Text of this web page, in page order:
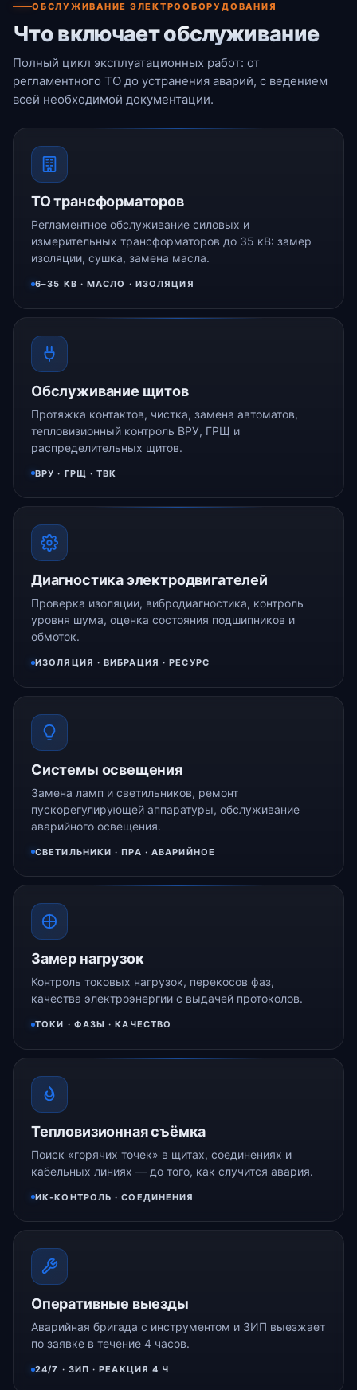
ОБСЛУЖИВАНИЕ ЭЛЕКТРООБОРУДОВАНИЯ
Что включает обслуживание
Полный цикл эксплуатационных работ: от
регламентного ТО до устранения аварий, с ведением
всей необходимой документации.
ТО трансформаторов
Регламентное обслуживание силовых и
измерительных трансформаторов до 35 кВ: замер
изоляции, сушка, замена масла.
6–35 КВ · МАСЛО · ИЗОЛЯЦИЯ
Обслуживание щитов
Протяжка контактов, чистка, замена автоматов,
тепловизионный контроль ВРУ, ГРЩ и
распределительных щитов.
ВРУ · ГРЩ · ТВК
Диагностика электродвигателей
Проверка изоляции, вибродиагностика, контроль
уровня шума, оценка состояния подшипников и
обмоток.
ИЗОЛЯЦИЯ · ВИБРАЦИЯ · РЕСУРС
Системы освещения
Замена ламп и светильников, ремонт
пускорегулирующей аппаратуры, обслуживание
аварийного освещения.
СВЕТИЛЬНИКИ · ПРА · АВАРИЙНОЕ
Замер нагрузок
Контроль токовых нагрузок, перекосов фаз,
качества электроэнергии с выдачей протоколов.
ТОКИ · ФАЗЫ · КАЧЕСТВО
Тепловизионная съёмка
Поиск «горячих точек» в щитах, соединениях и
кабельных линиях — до того, как случится авария.
ИК-КОНТРОЛЬ · СОЕДИНЕНИЯ
Оперативные выезды
Аварийная бригада с инструментом и ЗИП выезжает
по заявке в течение 4 часов.
24/7 · ЗИП · РЕАКЦИЯ 4 Ч